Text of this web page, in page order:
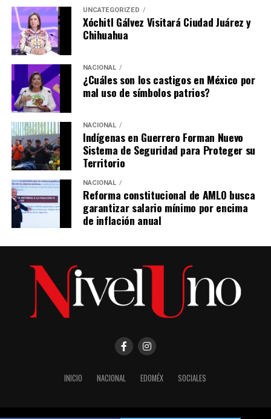
UNCATEGORIZED
Xóchitl Gálvez Visitará Ciudad Juárez y
Chihuahua
NACIONAL
¿Cuáles son los castigos en México por
mal uso de símbolos patrios?
NACIONAL
Indígenas en Guerrero Forman Nuevo
Sistema de Seguridad para Proteger su
Territorio
NACIONAL
Reforma constitucional de AMLO busca
garantizar salario mínimo por encima
de inflación anual
INICIO NACIONAL EDOMÉX SOCIALES